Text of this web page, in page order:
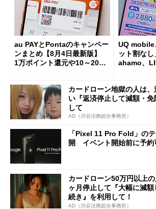
au PAYとPontaのキャンペー
ンまとめ【8月4日最新版】
1万ポイント還元や10～20％
UQ mobile
ット割な
ahamo、
カードローン地獄の人は
い『返済停止して減額・
して
AD（渋谷法務総合事務所）
「Pixel 11 Pro Fold」の
開 イベント開始前に予約
カードローン50万円以上
ヶ月停止して『大幅に減
続き』を利用して！
AD（渋谷法務総合事務所）